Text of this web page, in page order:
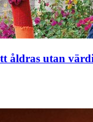
åldras utan